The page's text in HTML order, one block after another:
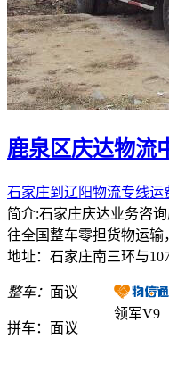
鹿泉区庆达物流
石家庄到辽阳物流专线运
简介:石家庄庆达业务咨
往全国整车零担货物运输
地址：石家庄南三环与
整车： 面议
拼车： 面议
领军V9